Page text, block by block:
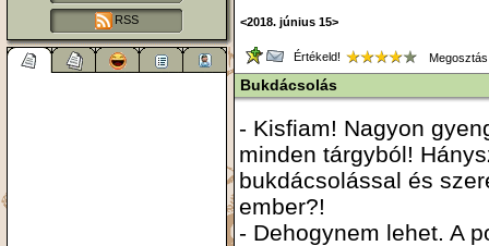
RSS <2018. június 15>
Értékeld!
Bukdácsolás
- Kisfiam! Nagyon
minden tárgyból!
bukdácsolással és
ember?!
- Dehogynem lehet. A